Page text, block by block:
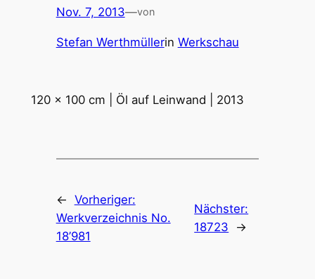
Nov. 7, 2013—von
Stefan Werthmüllerin Werkschau
120 x 100 cm | Öl auf Leinwand | 2013
← Vorheriger:
Werkverzeichnis No.
18’981
Nächster:
18723
→